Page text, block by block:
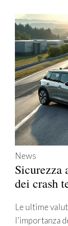
News
dei crash
Le ultime
l’importanza